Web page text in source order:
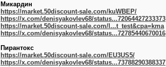
Микардин
https://market.50discount-sale.com/kuWBEP/
https://x.com/denisyakovlev68/status...72064427233373
https://market.50discount-sale.com/l...t_test&cpa=kma
https://x.com/denisyakovlev68/status...72785440670016
Пирантокс
https://market.50discount-sale.com/EU3US5/
https://x.com/denisyakovlev68/status...73788290388337